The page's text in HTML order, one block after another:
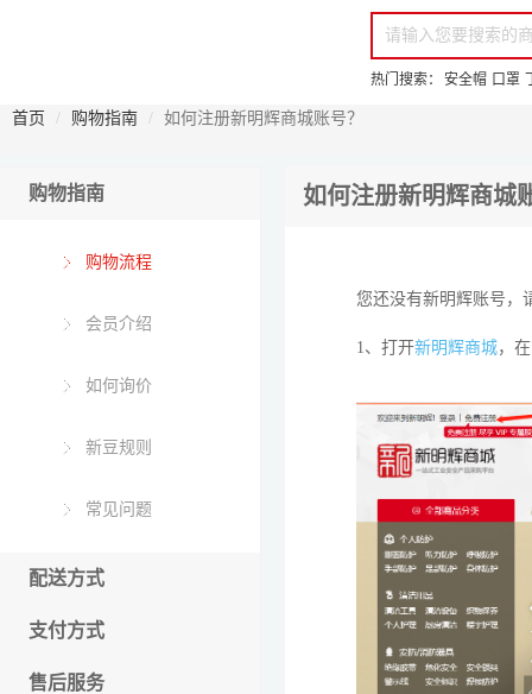
热门搜索：
安全帽 口罩
场景采购 品
首页 购物指南 如何注册新明辉商城账号？
购物指南
购物流程
会员介绍
如何询价
新豆规则
常见问题
配送方式
支付方式
售后服务
如何注册新明辉商城
您还没有新明辉账号，
1、打开新明辉商城，